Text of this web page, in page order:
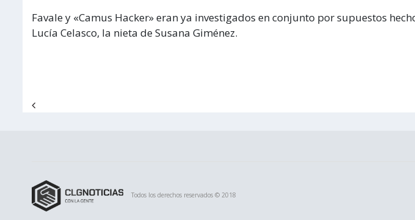
Favale y «Camus Hacker» eran ya investigados en conjunto por supuestos
Lucía Celasco, la nieta de Susana Giménez.
Todos los derechos reservados © 2018